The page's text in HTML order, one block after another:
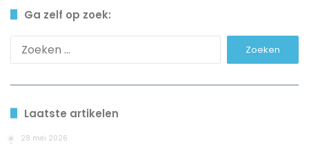
Ga zelf op zoek:
Laatste artikelen
28 mei 2026